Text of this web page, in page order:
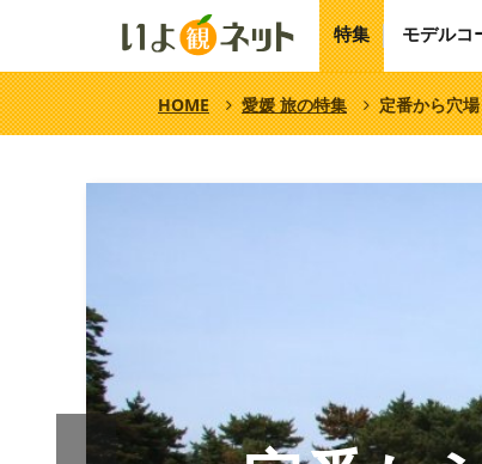
特集 モデルコ
HOME 愛媛 旅の特集 定番から穴